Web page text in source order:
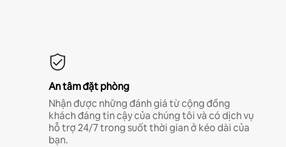
An tâm đặt phòng
Nhận được những đánh giá từ cộng đồng
khách đáng tin cậy của chúng tôi và có dịch vụ
hỗ trợ 24/7 trong suốt thời gian ở kéo dài của
bạn.